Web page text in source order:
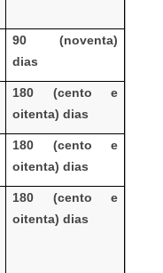
90 (noventa)
dias
180 (cento e
oitenta) dias
180 (cento e
oitenta) dias
180 (cento e
oitenta) dias